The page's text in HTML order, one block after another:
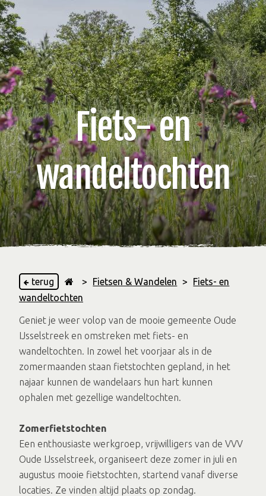
Fiets- en
wandeltochten
terug > Fietsen & Wandelen >
Fiets- en
wandeltochten
Geniet je weer volop van de mooie gemeente Oude
IJsselstreek en omstreken met fiets- en
wandeltochten. In zowel het voorjaar als in de
zomermaanden staan fietstochten gepland, in het
najaar kunnen de wandelaars hun hart kunnen
ophalen met gezellige wandeltochten.
Zomerfietstochten
Een enthousiaste werkgroep, vrijwilligers van de VVV
Oude IJsselstreek, organiseert deze zomer in juli en
augustus mooie fietstochten, startend vanaf diverse
locaties. Ze vinden altijd plaats op zondag.